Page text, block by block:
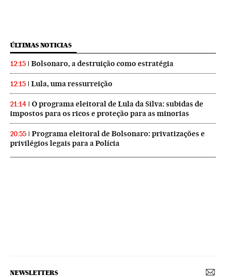
ÚLTIMAS NOTICIAS
12:15 Bolsonaro, a destruição como estratégia
12:15 Lula, uma ressurreição
21:14
O programa eleitoral de Lula da Silva: subidas de
impostos para os ricos e proteção para as minorias
20:55
Programa eleitoral de Bolsonaro: privatizações e
privilégios legais para a Polícia
NEWSLETTERS